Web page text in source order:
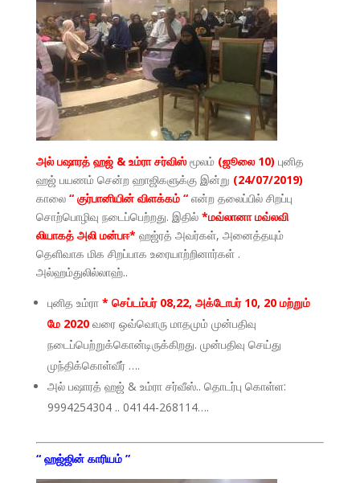
அல் பஷாரத் ஹஜ் & உம்ரா சர்விஸ்மூலம் (ஜூலை 10) புனித
ஹஜ் பயணம் சென்ற ஹாஜிகளுக்கு இன்று (24/07/2019)
காலை “ குர்பானியின் விளக்கம் “என்ற தலைப்பில் சிறப்பு
சொற்பொழிவு நடைப்பெற்றது. இதில் *மவ்லானா மவ்லவி
லியாகத் அலி மன்பஈ* ஹஜ்ரத் அவர்கள், அனைத்தயும்
தெளிவாக மிக சிறப்பாக உரையாற்றினார்கள் .
அல்ஹம்துலில்லாஹ்..
புனித உம்ரா* செப்டம்பர் 08,22, அக்டோபர் 10, 20 மற்றும்
மே 2020வரை ஒவ்வொரு மாதமும் முன்பதிவு
நடைப்பெற்றுக்கொன்டிருக்கிறது. முன்பதிவு செய்து
முந்திக்கொள்வீர் ….
அல் பஷாரத் ஹஜ் & உம்ரா சர்வீஸ்.. தொடர்பு கொள்ள:
9994254304 .. 04144-268114….
“ ஹஜ்ஜின் காரியம் ”